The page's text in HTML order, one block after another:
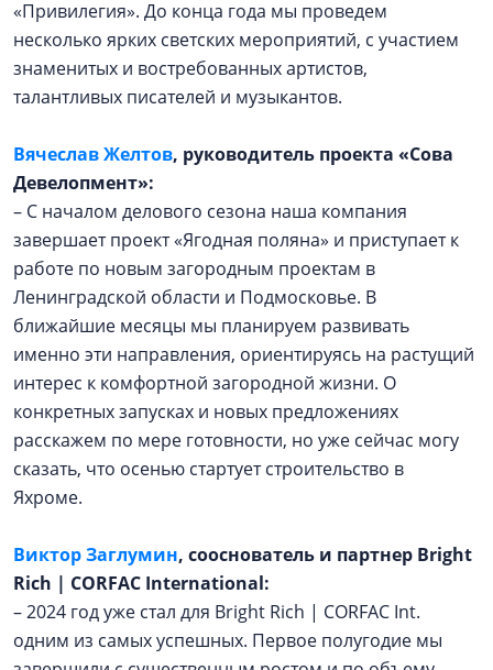
«Привилегия». До конца года мы проведем
несколько ярких светских мероприятий, с участием
знаменитых и востребованных артистов,
талантливых писателей и музыкантов.
Вячеслав Желтов, руководитель проекта «Сова
Девелопмент»:
– С началом делового сезона наша компания
завершает проект «Ягодная поляна» и приступает к
работе по новым загородным проектам в
Ленинградской области и Подмосковье. В
ближайшие месяцы мы планируем развивать
именно эти направления, ориентируясь на растущий
интерес к комфортной загородной жизни. О
конкретных запусках и новых предложениях
расскажем по мере готовности, но уже сейчас могу
сказать, что осенью стартует строительство в
Яхроме.
Виктор Заглумин, сооснователь и партнер Bright
Rich | CORFAC International:
– 2024 год уже стал для Bright Rich | CORFAC Int.
одним из самых успешных. Первое полугодие мы